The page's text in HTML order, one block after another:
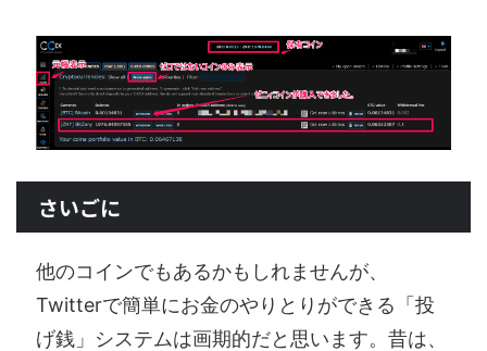
さいごに
他のコインでもあるかもしれませんが、
Twitterで簡単にお金のやりとりができる「投
げ銭」システムは画期的だと思います。昔は、